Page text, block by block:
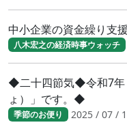
中小企業の資金繰り支援
八木宏之の経済時事ウォッチ
◆二十四節気◆令和7年
ょ）」です。◆
季節のお便り 2025 / 07 /